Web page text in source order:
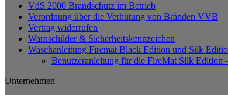
VdS 2000 Brandschutz im Betrieb
Verordnung über die Verhütung von Bränden VVB
Vertrag widerrufen
Warnschilder & Sicherheitskennzeichen
Waschanleitung Firemat Black Edition und Silk
Benutzeranleitung für die FireMat Silk Edition
Unternehmen